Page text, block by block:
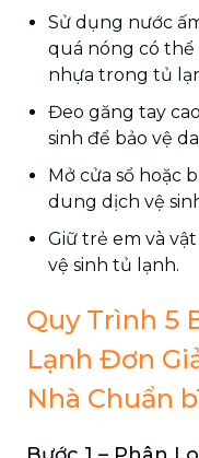
Sử dụng nước
quá nóng có thể
nhựa trong tủ
Đeo găng tay
sinh để bảo vệ
Mở cửa sổ hoặc
dung dịch vệ
Giữ trẻ em và
vệ sinh tủ lạnh.
Quy Trình 5
Lạnh Đơn
Nhà Chuẩn